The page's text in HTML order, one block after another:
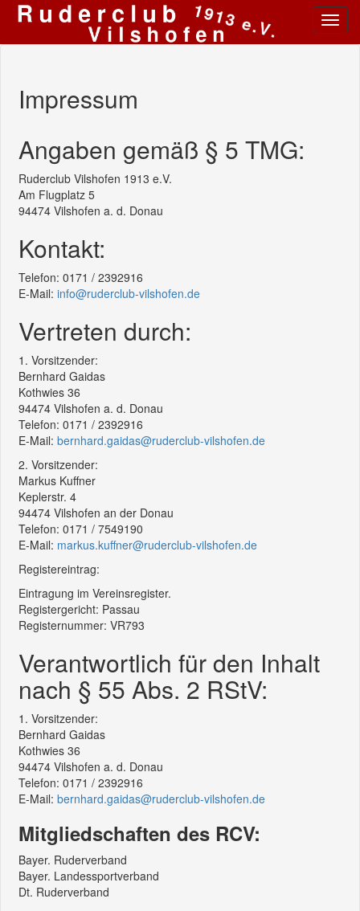
Impressum
Angaben gemäß § 5 TMG:
Ruderclub Vilshofen 1913 e.V.
Am Flugplatz 5
94474 Vilshofen a. d. Donau
Kontakt:
Telefon: 0171 / 2392916
E-Mail:info@ruderclub-vilshofen.de
Vertreten durch:
1. Vorsitzender:
Bernhard Gaidas
Kothwies 36
94474 Vilshofen a. d. Donau
Telefon: 0171 / 2392916
E-Mail:bernhard.gaidas@ruderclub-vilshofen.de
2. Vorsitzender:
Markus Kuffner
Keplerstr. 4
94474 Vilshofen an der Donau
Telefon: 0171 / 7549190
E-Mail: markus.kuffner@ruderclub-vilshofen.de
Registereintrag:
Eintragung im Vereinsregister.
Registergericht: Passau
Registernummer: VR793
Verantwortlich für den Inhalt
nach § 55 Abs. 2 RStV:
1. Vorsitzender:
Bernhard Gaidas
Kothwies 36
94474 Vilshofen a. d. Donau
Telefon: 0171 / 2392916
E-Mail:bernhard.gaidas@ruderclub-vilshofen.de
Mitgliedschaften des RCV:
Bayer. Ruderverband
Bayer. Landessportverband
Dt. Ruderverband